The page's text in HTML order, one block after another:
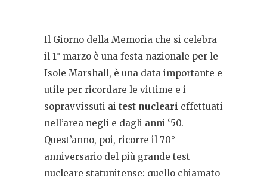
Il Giorno della Memoria che si celebra
il 1° marzo è una festa nazionale per le
Isole Marshall, è una data importante e
utile per ricordare le vittime e i
sopravvissuti ai test nucleari effettuati
nell’area negli e dagli anni ‘50.
Quest’anno, poi, ricorre il 70°
anniversario del più grande test
nucleare statunitense: quello chiamato